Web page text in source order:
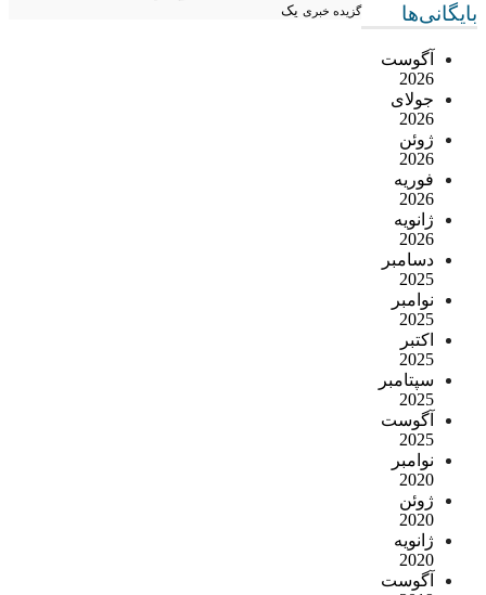
بایگانی‌ها
آگوست
2026
جولای
2026
ژوئن
2026
فوریه
2026
ژانویه
2026
دسامبر
2025
نوامبر
2025
اکتبر
2025
سپتامبر
2025
آگوست
2025
نوامبر
2020
ژوئن
2020
ژانویه
2020
آگوست
گزیده خبری یک